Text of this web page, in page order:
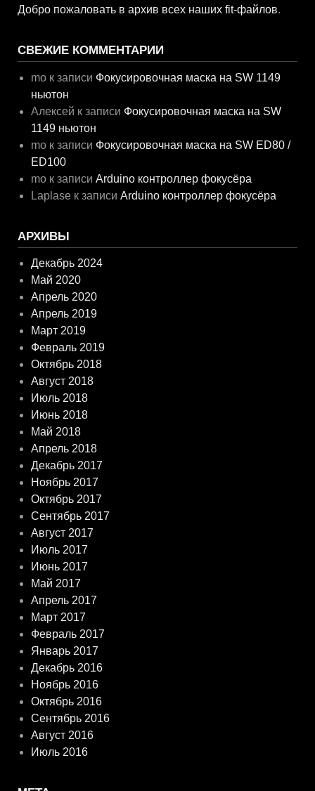
Добро пожаловать в архив всех наших fit-файлов.
СВЕЖИЕ КОММЕНТАРИИ
mo к записи Фокусировочная маска на SW 1149
ньютон
Алексей к записи Фокусировочная маска на SW
1149 ньютон
mo к записи Фокусировочная маска на SW ED80 /
ED100
mo к записиArduino контроллер фокусёра
Laplase к записиArduino контроллер фокусёра
АРХИВЫ
Декабрь 2024
Май 2020
Апрель 2020
Апрель 2019
Март 2019
Февраль 2019
Октябрь 2018
Август 2018
Июль 2018
Июнь 2018
Май 2018
Апрель 2018
Декабрь 2017
Ноябрь 2017
Октябрь 2017
Сентябрь 2017
Август 2017
Июль 2017
Июнь 2017
Май 2017
Апрель 2017
Март 2017
Февраль 2017
Январь 2017
Декабрь 2016
Ноябрь 2016
Октябрь 2016
Сентябрь 2016
Август 2016
Июль 2016